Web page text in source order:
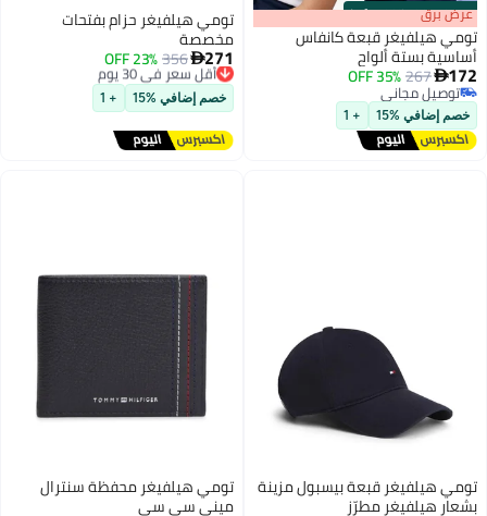
00m:00s
·
100% Left عرض برق
تومي هيلفيغر قبعة كانفاس
أساسية بستة ألواح
172
267
35% OFF
توصيل مجاني
توصيل مجاني
خصم إضافي %15 + 1
تومي هيلفيغر حزام بفتحات
مخصصة
271
356
23% OFF
أقل سعر في 30 يوم
توصيل مجاني
أقل سعر في 30 يوم
خصم إضافي %15 + 1
تومي هيلفيغر قبعة بيسبول مزينة
بشعار هيلفيغر مطرّز
تومي هيلفيغر محفظة سنترال
ميني سي سي